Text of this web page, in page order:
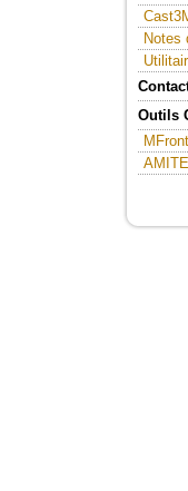
Notes
Outils
MFront